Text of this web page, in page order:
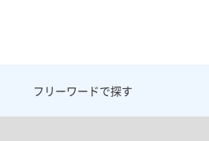
フリーワードで探す